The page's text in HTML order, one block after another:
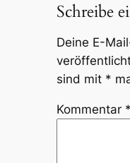
Schreibe
Deine E-
sind mit *
Kommentar *